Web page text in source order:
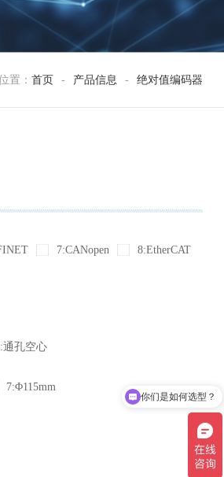
置：首页 - 产品信息 - 绝对值编码器
7:CANopen
8:EtherCAT
通孔空心
7:Φ115mm
你们是如何选型？